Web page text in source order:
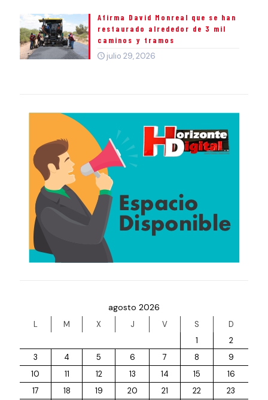
Afirma David Monreal que se han
restaurado alrededor de 3 mil
caminos y tramos
julio 29, 2026
agosto 2026
L M X J V S
D
1
2
3
4 5 6 7 8
9
10
11 12 13 14 15
16
17
18 19 20 21 22 23